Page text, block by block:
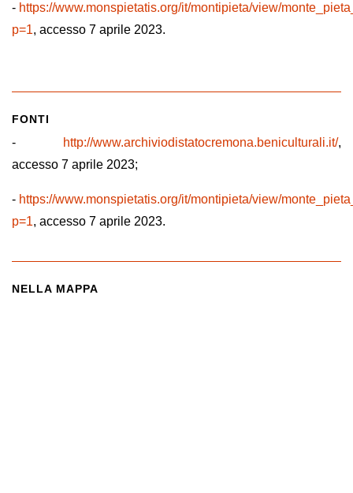
- https://www.monspietatis.org/it/montipieta/view/
p=1, accesso 7 aprile 2023.
FONTI
- http://www.archiviodistatocremona.beniculturali.it/,
accesso 7 aprile 2023;
- https://www.monspietatis.org/it/montipieta/view/
p=1, accesso 7 aprile 2023.
NELLA MAPPA